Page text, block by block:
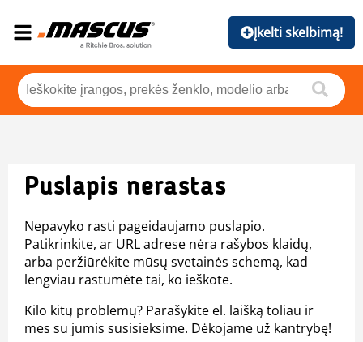
Įkelti skelbimą!
Puslapis nerastas
Nepavyko rasti pageidaujamo puslapio.
Patikrinkite, ar URL adrese nėra rašybos klaidų,
arba peržiūrėkite mūsų svetainės schemą, kad
lengviau rastumėte tai, ko ieškote.
Kilo kitų problemų? Parašykite el. laišką toliau ir
mes su jumis susisieksime. Dėkojame už kantrybę!